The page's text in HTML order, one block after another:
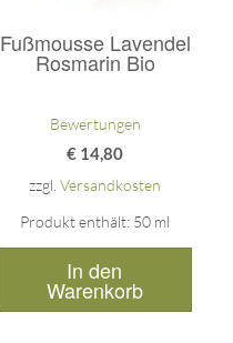
Fußmousse Lavendel
Rosmarin Bio
Bewertungen
€ 14,80
zzgl.Versandkosten
Produkt enthält: 50 ml
In den
Warenkorb